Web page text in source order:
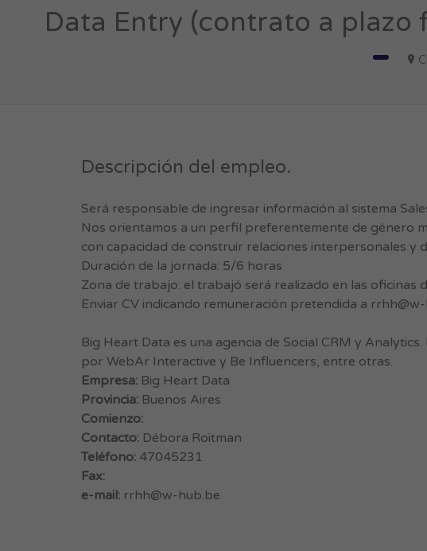
Data Entry (contrato a
Descripción del empleo.
Será responsable de ingresar información al sistema
Nos orientamos a un perfil preferentemente de género
con capacidad de construir relaciones interpersonales y
Duración de la jornada: 5/6 horas
Zona de trabajo: el trabajó será realizado en las oficinas
Enviar CV indicando remuneración pretendida a
Big Heart Data es una agencia de Social CRM y
por WebAr Interactive y Be Influencers, entre otras.
Empresa: Big Heart Data
Provincia: Buenos Aires
Comienzo:
Contacto: Débora Roitman
Teléfono: 47045231
Fax:
e-mail: rrhh@w-hub.be